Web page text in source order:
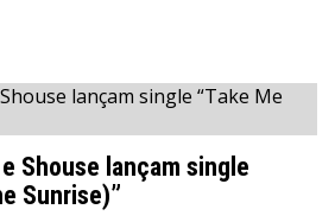
Shouse lançam single
Sunrise)”